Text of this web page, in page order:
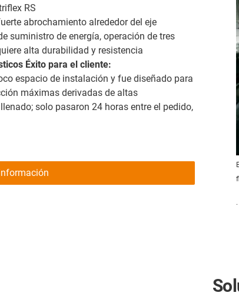
RS
abrochamiento alrededor del eje
suministro de energía, operación de tres
alta durabilidad y resistencia
Éxito para el cliente:
espacio de instalación y fue diseñado para
máximas derivadas de altas
solo pasaron 24 horas entre el pedido,
.